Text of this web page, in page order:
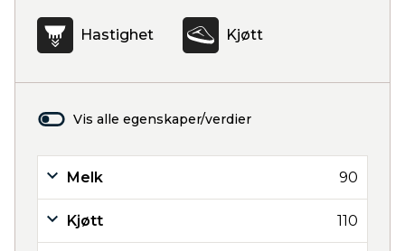
Hastighet Kjøtt
Vis alle egenskaper/verdier
Melk 90
Kjøtt 110